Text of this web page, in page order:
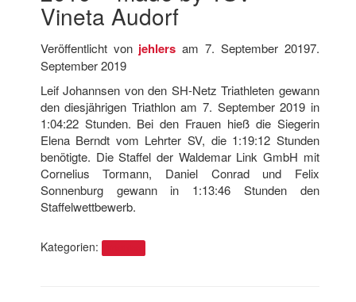
Vineta Audorf
Veröffentlicht von jehlers am7. September 20197.
September 2019
Leif Johannsen von den SH-Netz Triathleten gewann
den diesjährigen Triathlon am 7. September 2019 in
1:04:22 Stunden. Bei den Frauen hieß die Siegerin
Elena Berndt vom Lehrter SV, die 1:19:12 Stunden
benötigte. Die Staffel der Waldemar Link GmbH mit
Cornelius Tormann, Daniel Conrad und Felix
Sonnenburg gewann in 1:13:46 Stunden den
Staffelwettbewerb.
Kategorien: